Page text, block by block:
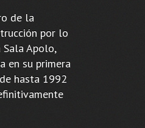
de la
por lo
Apolo,
en su primera
hasta 1992